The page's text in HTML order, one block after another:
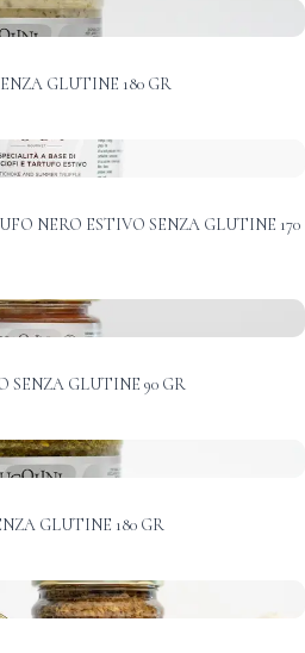
GLUTINE 180 GR
NERO ESTIVO SENZA GLUTINE 170
SENZA GLUTINE 90 GR
GLUTINE 180 GR